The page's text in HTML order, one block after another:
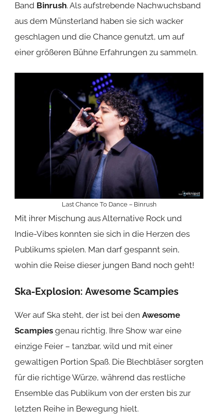
Band Binrush. Als aufstrebende Nachwuchsband
aus dem Münsterland haben sie sich wacker
geschlagen und die Chance genutzt, um auf
einer größeren Bühne Erfahrungen zu sammeln.
Last Chance To Dance – Binrush
Mit ihrer Mischung aus Alternative Rock und
Indie-Vibes konnten sie sich in die Herzen des
Publikums spielen. Man darf gespannt sein,
wohin die Reise dieser jungen Band noch geht!
Ska-Explosion: Awesome Scampies
Wer auf Ska steht, der ist bei den Awesome
Scampies genau richtig. Ihre Show war eine
einzige Feier – tanzbar, wild und mit einer
gewaltigen Portion Spaß. Die Blechbläser sorgten
für die richtige Würze, während das restliche
Ensemble das Publikum von der ersten bis zur
letzten Reihe in Bewegung hielt.